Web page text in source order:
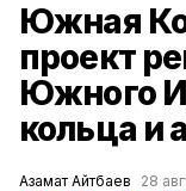
Южная
проект
Южного
кольца и
Азамат Айтбаев 28